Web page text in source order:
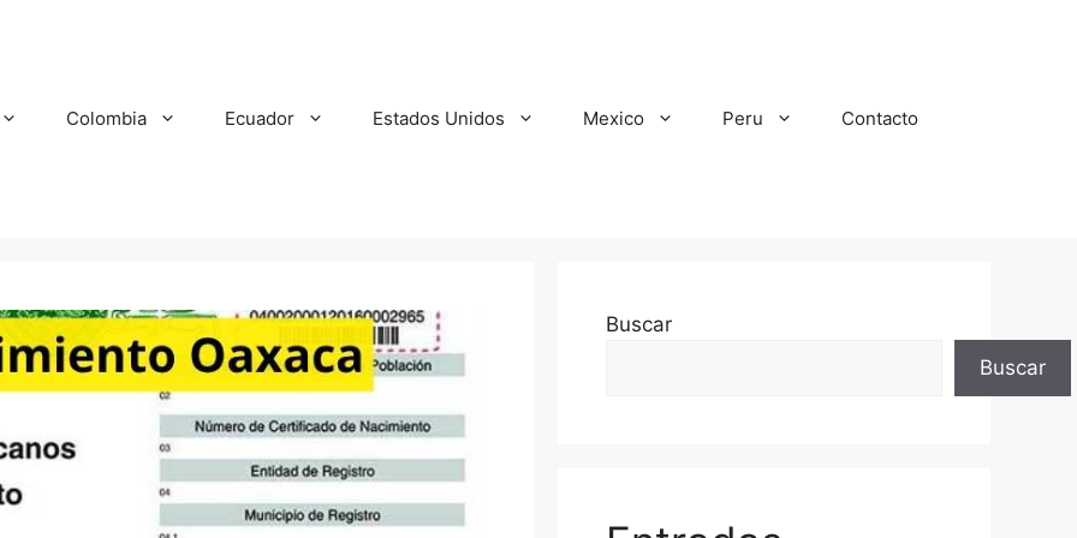
Colombia Ecuador Estados Unidos Mexico Peru Contacto
Buscar
Buscar